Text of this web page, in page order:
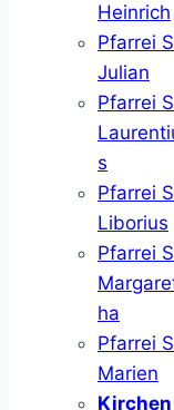
Heinrich
Pfarrei
Julian
Pfarrei
s
Pfarrei
Liborius
Pfarrei
ha
Pfarrei
Marien
Kirchen